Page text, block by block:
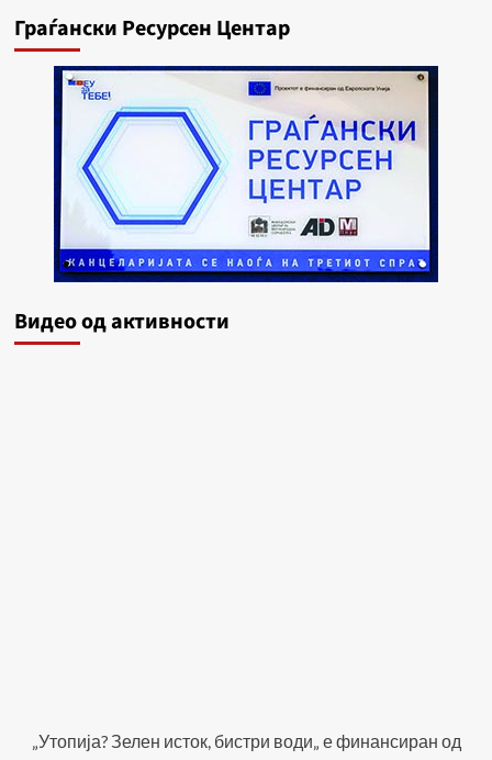
Граѓански Ресурсен Центар
Видеo од активности
„Утопија? Зелен исток, бистри води„ е финансиран од